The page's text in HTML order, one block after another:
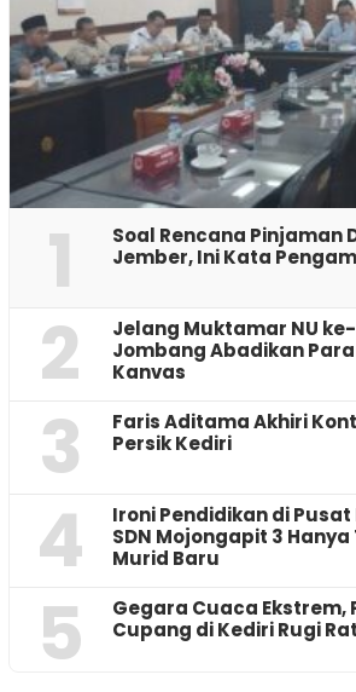
1
‎Soal Rencana Pinjaman
Jember, Ini Kata
2
Jelang Muktamar NU
Jombang Abadikan
Kanvas
3
Faris Aditama Akhiri
Persik Kediri
4
Ironi Pendidikan di
SDN Mojongapit 3
Murid Baru
5
‎Gegara Cuaca Ekstrem,
Cupang di Kediri Rugi